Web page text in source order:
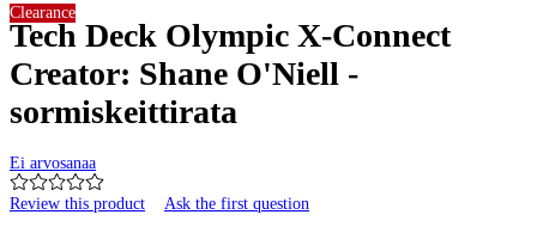
Tech Deck Olympic X-Connect
Creator: Shane O'Niell -
sormiskeittirata
Ei arvosanaa
Review this product Ask the first question
Clearance